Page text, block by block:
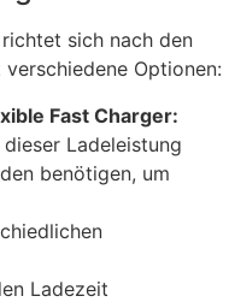
sich nach den
Optionen:
Fast Charger:
Ladeleistung
benötigen, um
Ladezeit